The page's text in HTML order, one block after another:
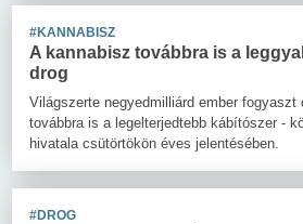
#KANNABISZ
A kannabisz továbbra is a
drog
Világszerte negyedmilliárd ember fogyaszt
továbbra is a legelterjedtebb kábítószer -
hivatala csütörtökön éves jelentésében.
#DROG